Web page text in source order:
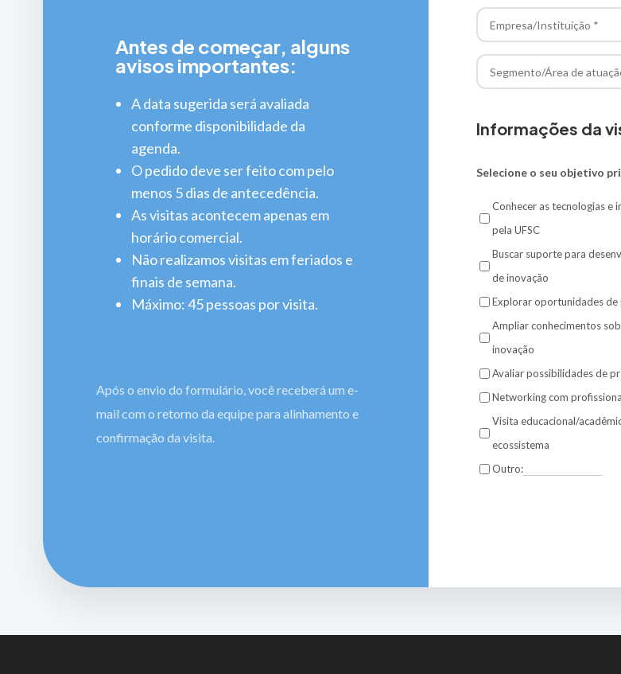
Antes de começar, alguns
avisos importantes:
A data sugerida será avaliada
conforme disponibilidade da
agenda.
O pedido deve ser feito com pelo
menos 5 dias de antecedência.
As visitas acontecem apenas em
horário comercial.
Não realizamos visitas em feriados e
finais de semana.
Máximo: 45 pessoas por visita.
Após o envio do formulário, você receberá um e-
mail com o retorno da equipe para alinhamento e
confirmação da visita.
Informações da
Selecione o seu objetivo
Conhecer as tecnologias e
pela UFSC
Buscar suporte para
de inovação
Explorar oportunidades de
Ampliar conhecimentos
inovação
Avaliar possibilidades de
Networking com
Visita educacional/
ecossistema
Outro: